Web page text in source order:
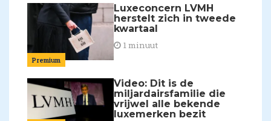
Premium
Luxeconcern LVMH
herstelt zich in tweede
kwartaal
1 minuut
Video: Dit is de
miljardairsfamilie die
vrijwel alle bekende
luxemerken bezit